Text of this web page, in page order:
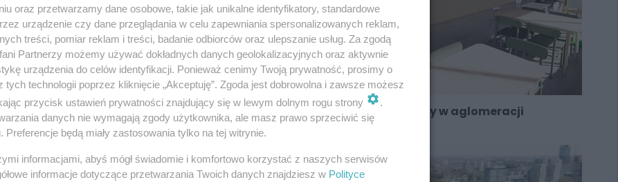
Finał "Kopalni Start-upów" już jutro! Kolejny sklep socjalny w aglomeracji
oraz przetwarzamy dane osobowe, takie jak unikalne identyfikatory, standardowe
urządzenie czy dane przeglądania w celu zapewniania spersonalizowanych reklam,
treści, pomiar reklam i treści, badanie odbiorców oraz ulepszanie usług. Za zgodą
Partnerzy możemy używać dokładnych danych geolokalizacyjnych oraz aktywnie
urządzenia do celów identyfikacji. Ponieważ cenimy Twoją prywatność, prosimy o
tych technologii poprzez kliknięcie „Akceptuję”. Zgoda jest dobrowolna i zawsze możesz
przycisk ustawień prywatności znajdujący się w lewym dolnym rogu strony
.
danych nie wymagają zgody użytkownika, ale masz prawo sprzeciwić się
Preferencje będą miały zastosowania tylko na tej witrynie.
informacjami, abyś mógł świadomie i komfortowo korzystać z naszych serwisów
informacje dotyczące przetwarzania Twoich danych znajdziesz w Polityce